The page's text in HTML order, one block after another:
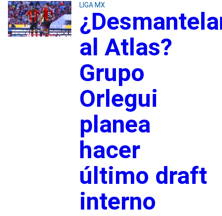
LIGA MX
al Atlas?
Grupo
Orlegui
planea
hacer
último draft
interno